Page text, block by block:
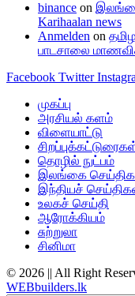
binance on
Karihaalan news
Anmelden on
பாடசாலை
Facebook Twitter
முகப்பு
அரசியல் களம்
விளையாட்டு
தொழில் நுட்பம்
இலங்கை
இந்தியச்
உலகச் செய்தி
ஆரோக்கியம்
சுற்றுலா
சினிமா
© 2026 || All Right
WEBbuilders.lk